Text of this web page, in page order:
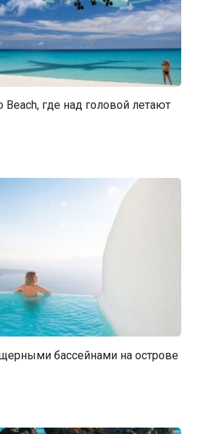
где над головой летают
бассейнами на острове